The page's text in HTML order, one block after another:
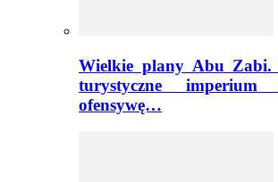
Wielkie plany Abu
turystyczne imperium
ofensywę…